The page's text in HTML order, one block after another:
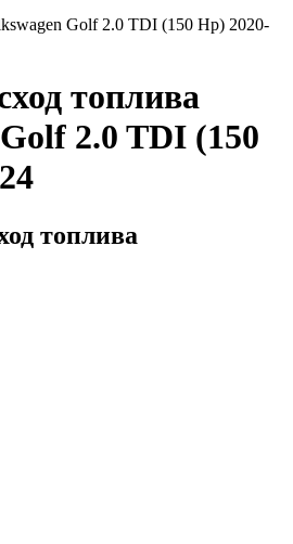
Golf 2.0 TDI (150 Hp) 2020-
топлива
2.0 TDI (150
топлива